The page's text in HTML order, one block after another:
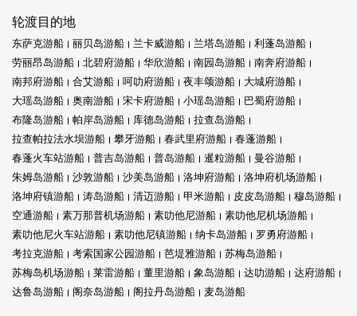
轮渡目的地
东萨克游船 丽贝岛游船 兰卡威游船 兰塔岛游船
利蓬岛游船
劳丽昂岛游船
北碧府游船 华欣游船 南园岛游船
南奔府游船
南邦府游船
合艾游船 呵叻府游船 夜丰颂游船
大城府游船
大瑶岛游船
奥南游船 宋卡府游船 小瑶岛游船
巴蜀府游船
布隆岛游船
帕岸岛游船 库德岛游船
拉查岛游船
拉查帕拉法水坝游船
攀牙游船 春武里府游船
春蓬游船
春蓬火车站游船
普吉岛游船 普岛游船 暹粒游船
曼谷游船
朱姆岛游船
沙敦游船 沙美岛游船 洛坤府游船
洛坤府机场游船
洛坤府镇游船
涛岛游船 清迈游船 甲米游船 皮皮岛游船
穆岛游船
空通游船
素万那普机场游船 素叻他尼游船
素叻他尼机场游船
素叻他尼火车站游船
素叻他尼镇游船 纳卡岛游船
罗勇府游船
考拉克游船
考索国家公园游船 芭堤雅游船
苏梅岛游船
苏梅岛机场游船
莱雷游船 董里游船 象岛游船 达叻游船
达府游船
达鲁岛游船
阁奈岛游船 阁拉丹岛游船 麦岛游船